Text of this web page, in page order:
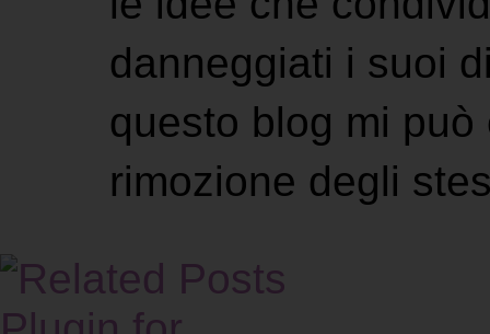
danneggiati i suoi
questo blog mi
rimozione degli